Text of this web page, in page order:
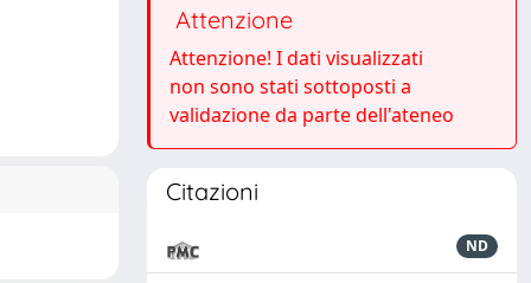
Attenzione
Attenzione! I dati visualizzati
non sono stati sottoposti a
validazione da parte dell'ateneo
Citazioni
ND